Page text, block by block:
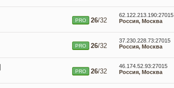
PRO 26/32
62.122.213.190:27015
Россия, Москва
PRO 26/32
37.230.228.73:27015
Россия, Москва
PRO 26/32
46.174.52.93:27015
Россия, Москва